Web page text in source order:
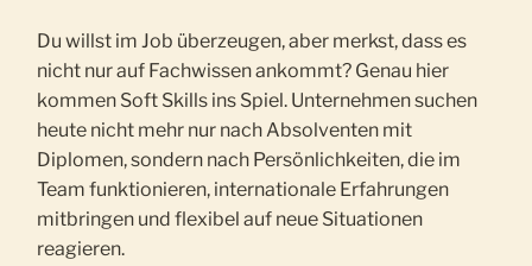
Du willst im Job überzeugen, aber merkst, dass es
nicht nur auf Fachwissen ankommt? Genau hier
kommen Soft Skills ins Spiel. Unternehmen suchen
heute nicht mehr nur nach Absolventen mit
Diplomen, sondern nach Persönlichkeiten, die im
Team funktionieren, internationale Erfahrungen
mitbringen und flexibel auf neue Situationen
reagieren.